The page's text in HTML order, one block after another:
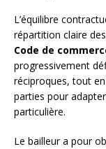
L’équilibre
répartition claire
Code de
progressivement
réciproques, tout
parties pour
particulière.
Le bailleur a pour